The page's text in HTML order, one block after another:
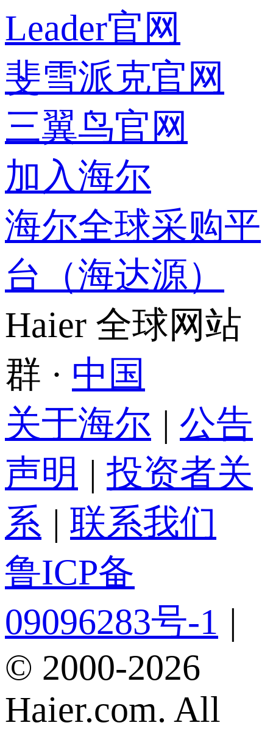
Leader官网
斐雪派克官网
三翼鸟官网
加入海尔
海尔全球采购平
台（海达源）
Haier 全球网站
群 · 中国
关于海尔 | 公告
声明 | 投资者关
系 | 联系我们
鲁ICP备
09096283号-1 |
© 2000-2026
Haier.com. All